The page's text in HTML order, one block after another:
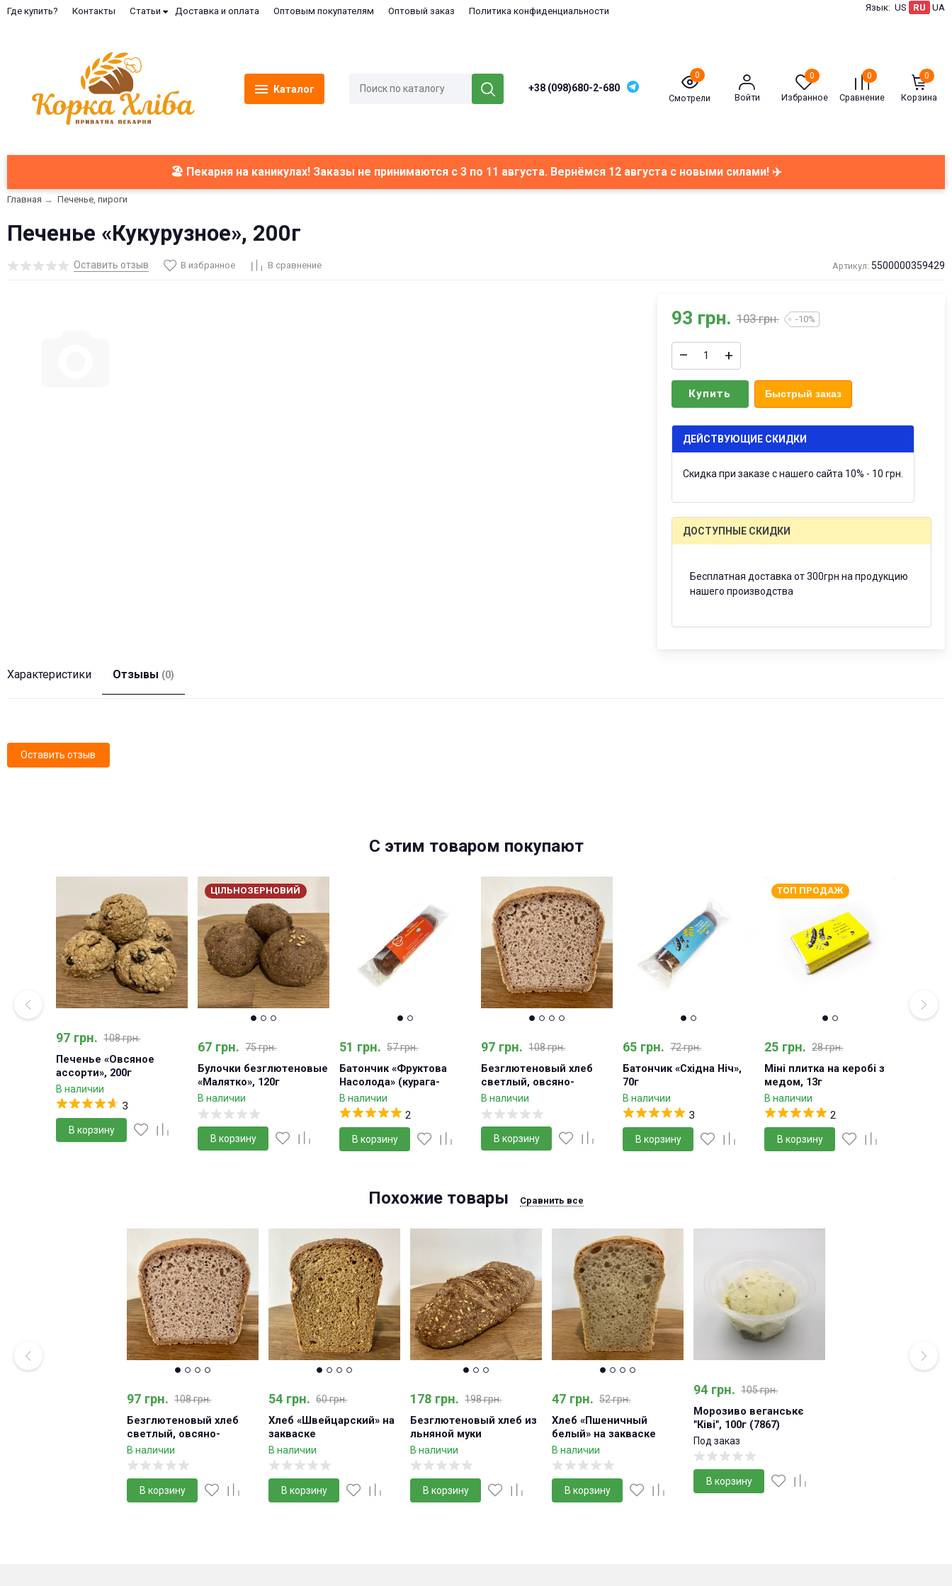
Где купить? Контакты Статьи Доставка и оплата Оптовым покупателям Оптовый заказ Политика конфиденциальности Язык: US RU UA
Каталог +38 (098)680-2-680
0
Смотрели Войти
0
Избранное
0
Сравнение
0
Корзина
🏖️ Пекарня на каникулах! Заказы не принимаются с 3 по 11 августа. Вернёмся 12 августа с новыми силами! ✈️
Главная → Печенье, пироги
Печенье «Кукурузное», 200г
Оставить отзыв В избранное В сравнение Артикул: 5500000359429
93 грн. 103 грн. -10%
– +
Купить Быстрый заказ
ДЕЙСТВУЮЩИЕ СКИДКИ
Скидка при заказе с нашего сайта 10% - 10 грн.
ДОСТУПНЫЕ СКИДКИ
Бесплатная доставка от 300грн на продукцию
нашего производства
Характеристики Отзывы (0)
Оставить отзыв
C этим товаром покупают
97 грн. 108 грн.
Печенье «Овсяное
ассорти», 200г
В наличии
3
В корзину
ЦІЛЬНОЗЕРНОВИЙ
-11%
67 грн. 75 грн.
Булочки безглютеновые
«Малятко», 120г
В наличии
В корзину
51 грн. 57 грн.
Батончик «Фруктова
Насолода» (курага-
фінік), 70г
В наличии
2
В корзину
-11%
97 грн. 108 грн.
Безглютеновый хлеб
светлый, овсяно-
гречневый
В наличии
В корзину
65 грн. 72 грн.
Батончик «Східна Ніч»,
70г
В наличии
3
В корзину
ТОП ПРОДАЖ
-11%
25 грн. 28 грн.
Міні плитка на керобі з
медом, 13г
В наличии
2
В корзину
Похожие товары Сравнить все
-11%
97 грн. 108 грн.
Безглютеновый хлеб
светлый, овсяно-
гречневый
В наличии
В корзину
-10%
54 грн. 60 грн.
Хлеб «Швейцарский» на
закваске
В наличии
В корзину
178 грн. 198 грн.
Безглютеновый хлеб из
льняной муки
В наличии
В корзину
-10%
47 грн. 52 грн.
Хлеб «Пшеничный
белый» на закваске
В наличии
В корзину
94 грн. 105 грн.
Морозиво веганськє
"Ківі", 100г (7867)
Под заказ
В корзину